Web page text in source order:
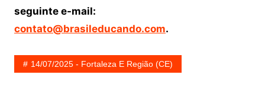
seguinte e-mail:
contato@brasileducando.com.
14/07/2025 - Fortaleza E Região (CE)